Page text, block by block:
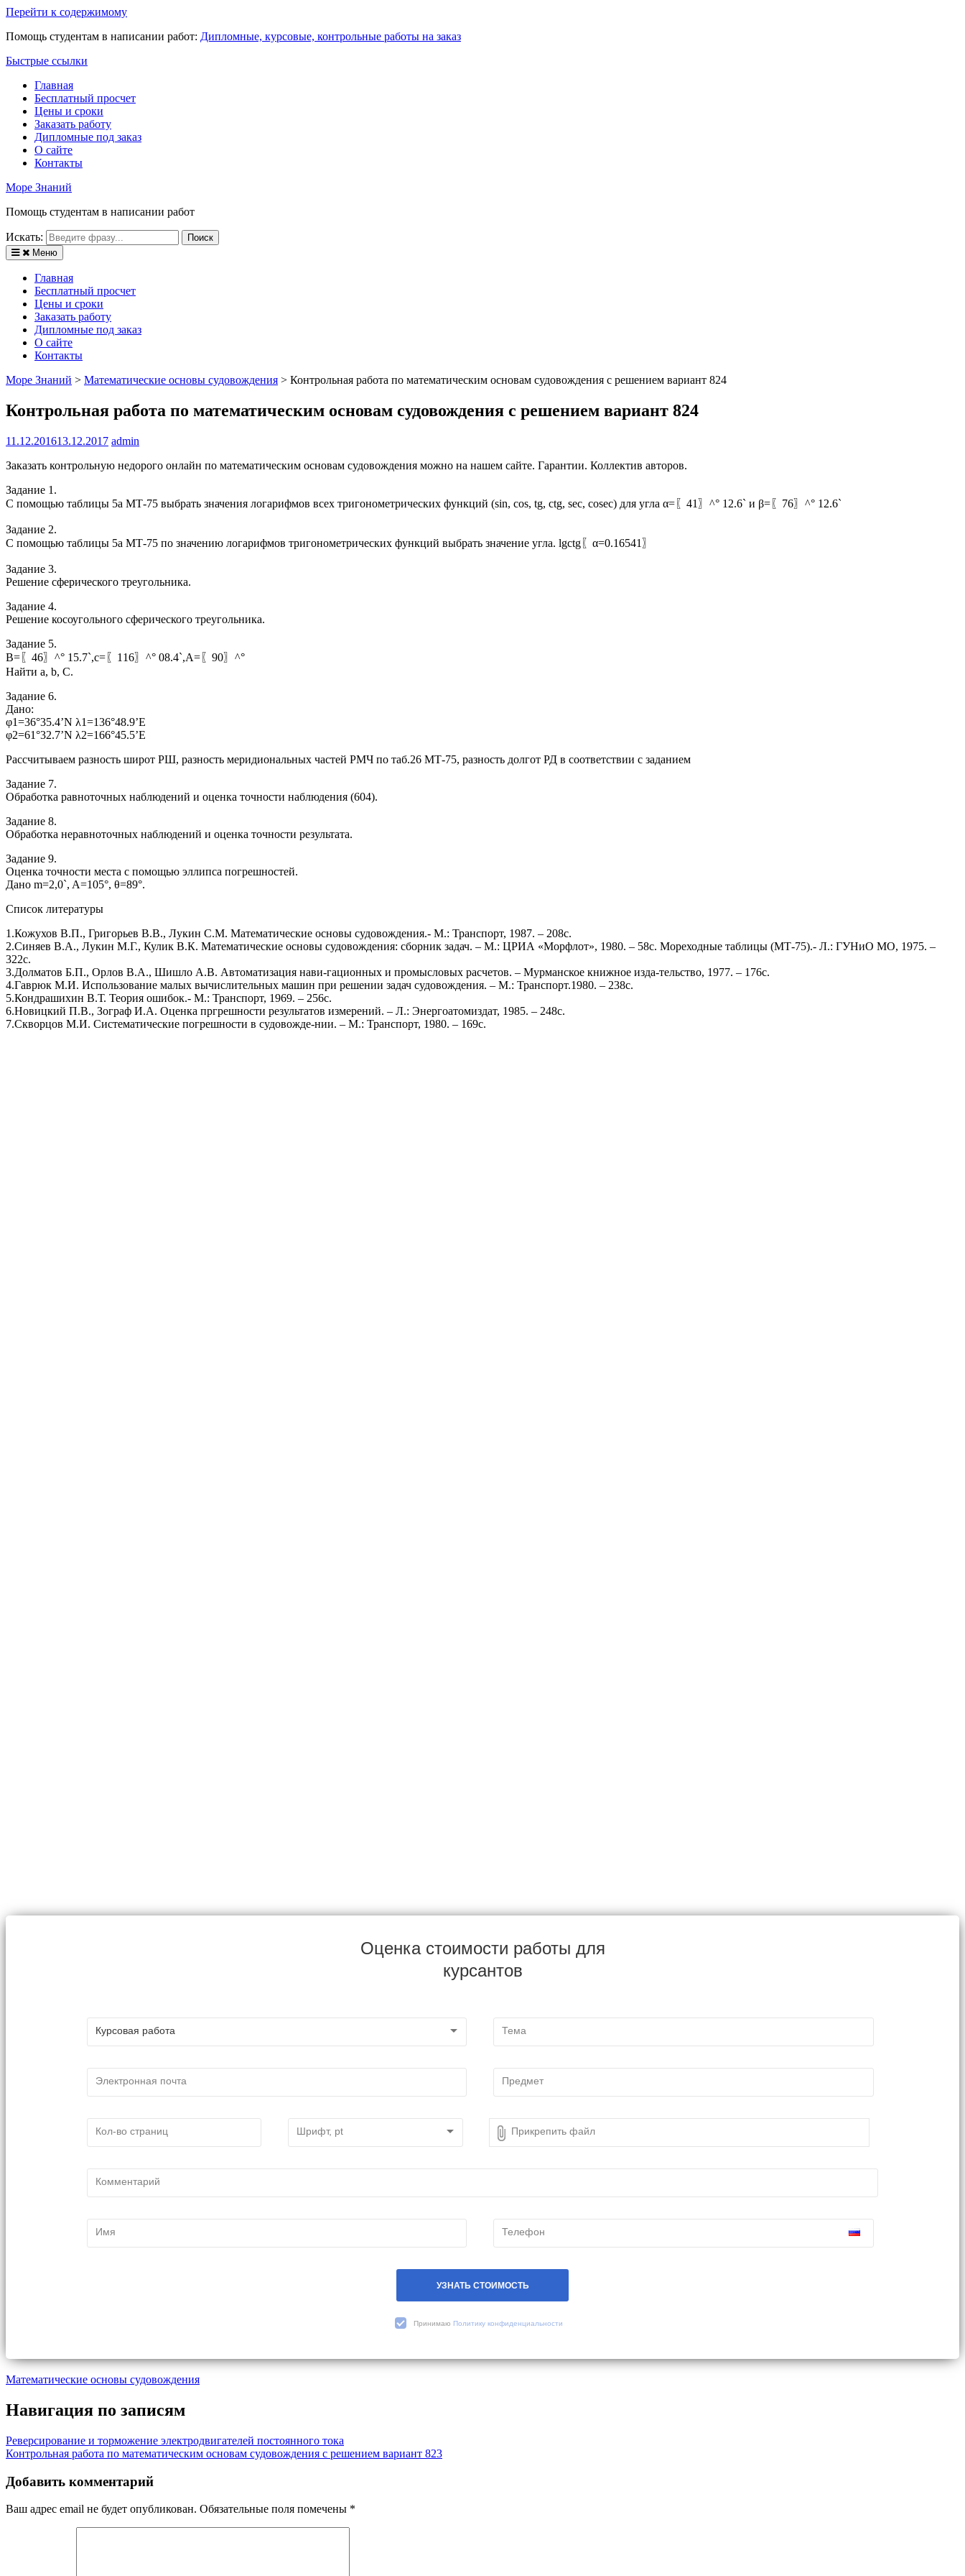
Перейти к содержимому
Помощь студентам в написании работ: Дипломные, курсовые, контрольные работы на заказ
Быстрые ссылки
Главная
Бесплатный просчет
Цены и сроки
Заказать работу
Дипломные под заказ
О сайте
Контакты
Море Знаний
Помощь студентам в написании работ
Искать:
Меню
Главная
Бесплатный просчет
Цены и сроки
Заказать работу
Дипломные под заказ
О сайте
Контакты
Море Знаний > Математические основы судовождения > Контрольная работа по математическим основам судовождения с решением вариант 824
Контрольная работа по математическим основам судовождения с решением вариант 824
11.12.201613.12.2017 admin
Заказать контрольную недорого онлайн по математическим основам судовождения можно на нашем сайте. Гарантии. Коллектив авторов.
Задание 1.
С помощью таблицы 5а МТ-75 выбрать значения логарифмов всех тригонометрических функций (sin, cos, tg, ctg, sec, cosec) для угла α=〖41〗^° 12.6` и β=〖76〗^° 12.6`
Задание 2.
С помощью таблицы 5а МТ-75 по значению логарифмов тригонометрических функций выбрать значение угла. lg⁡ctg⁡〖α=0.16541〗
Задание 3.
Решение сферического треугольника.
Задание 4.
Решение косоугольного сферического треугольника.
Задание 5.
В=〖46〗^° 15.7`,c=〖116〗^° 08.4`,A=〖90〗^°
Найти a, b, C.
Задание 6.
Дано:
φ1=36°35.4’N λ1=136°48.9’E
φ2=61°32.7’N λ2=166°45.5’E
Рассчитываем разность широт РШ, разность меридиональных частей РМЧ по таб.26 МТ-75, разность долгот РД в соответствии с заданием
Задание 7.
Обработка равноточных наблюдений и оценка точности наблюдения (604).
Задание 8.
Обработка неравноточных наблюдений и оценка точности результата.
Задание 9.
Оценка точности места с помощью эллипса погрешностей.
Дано m=2,0`, A=105°, θ=89°.
Список литературы
1.Кожухов В.П., Григорьев В.В., Лукин С.М. Математические основы судовождения.- М.: Транспорт, 1987. – 208с.
2.Синяев В.А., Лукин М.Г., Кулик В.К. Математические основы судовождения: сборник задач. – М.: ЦРИА «Морфлот», 1980. – 58с. Мореходные таблицы (МТ-75).- Л.: ГУНиО МО, 1975. –
322с.
3.Долматов Б.П., Орлов В.А., Шишло А.В. Автоматизация нави-гационных и промысловых расчетов. – Мурманское книжное изда-тельство, 1977. – 176с.
4.Гаврюк М.И. Использование малых вычислительных машин при решении задач судовождения. – М.: Транспорт.1980. – 238с.
5.Кондрашихин В.Т. Теория ошибок.- М.: Транспорт, 1969. – 256с.
6.Новицкий П.В., Зограф И.А. Оценка пргрешности результатов измерений. – Л.: Энергоатомиздат, 1985. – 248с.
7.Скворцов М.И. Систематические погрешности в судовожде-нии. – М.: Транспорт, 1980. – 169с.
Оценка стоимости работы для
курсантов
Прикрепить файл
УЗНАТЬ СТОИМОСТЬ
Принимаю Политику конфиденциальности
Математические основы судовождения
Навигация по записям
Реверсирование и торможение электродвигателей постоянного тока
Контрольная работа по математическим основам судовождения с решением вариант 823
Добавить комментарий
Ваш адрес email не будет опубликован. Обязательные поля помечены *